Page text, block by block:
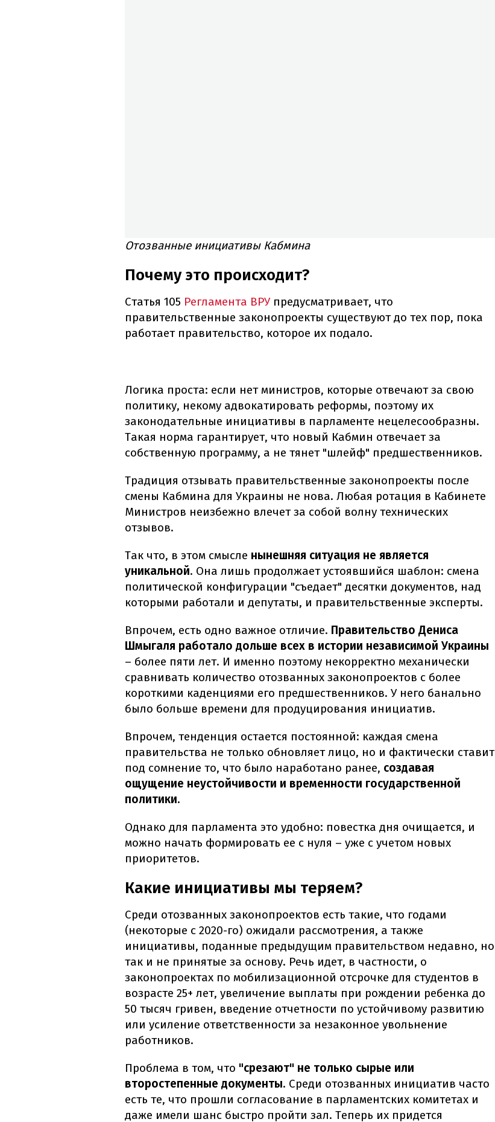
Отозванные инициативы Кабмина
Почему это происходит?
Статья 105 Регламента ВРУпредусматривает, что
правительственные законопроекты существуют до тех пор, пока
работает правительство, которое их подало.
Логика проста: если нет министров, которые отвечают за свою
политику, некому адвокатировать реформы, поэтому их
законодательные инициативы в парламенте нецелесообразны.
Такая норма гарантирует, что новый Кабмин отвечает за
собственную программу, а не тянет "шлейф" предшественников.
Традиция отзывать правительственные законопроекты после
смены Кабмина для Украины не нова. Любая ротация в Кабинете
Министров неизбежно влечет за собой волну технических
отзывов.
Так что, в этом смысле нынешняя ситуация не является
уникальной. Она лишь продолжает устоявшийся шаблон: смена
политической конфигурации "съедает" десятки документов, над
которыми работали и депутаты, и правительственные эксперты.
Впрочем, есть одно важное отличие. Правительство Дениса
Шмыгаля работало дольше всех в истории независимой Украины
– более пяти лет. И именно поэтому некорректно механически
сравнивать количество отозванных законопроектов с более
короткими каденциями его предшественников. У него банально
было больше времени для продуцирования инициатив.
Впрочем, тенденция остается постоянной: каждая смена
правительства не только обновляет лицо, но и фактически ставит
под сомнение то, что было наработано ранее, создавая
ощущение неустойчивости и временности государственной
политики.
Однако для парламента это удобно: повестка дня очищается, и
можно начать формировать ее с нуля – уже с учетом новых
приоритетов.
Какие инициативы мы теряем?
Среди отозванных законопроектов есть такие, что годами
(некоторые с 2020-го) ожидали рассмотрения, а также
инициативы, поданные предыдущим правительством недавно, но
так и не принятые за основу. Речь идет, в частности, о
законопроектах по мобилизационной отсрочке для студентов в
возрасте 25+ лет, увеличение выплаты при рождении ребенка до
50 тысяч гривен, введение отчетности по устойчивому развитию
или усиление ответственности за незаконное увольнение
работников.
Проблема в том, что "срезают" не только сырые или
второстепенные документы. Среди отозванных инициатив часто
есть те, что прошли согласование в парламентских комитетах и
даже имели шанс быстро пройти зал. Теперь их придется